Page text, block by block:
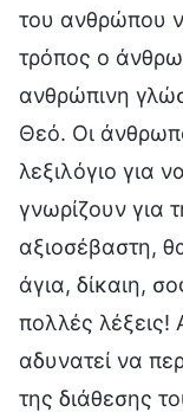
του ανθρώπου
τρόπος ο
ανθρώπινη
Θεό. Οι
λεξιλόγιο για
γνωρίζουν για
αξιοσέβαστη,
άγια, δίκαιη,
πολλές λέξεις!
αδυνατεί να
της διάθεσης